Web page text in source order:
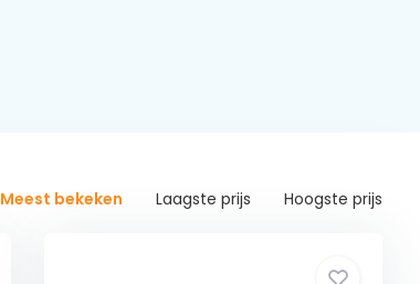
Meest bekeken Laagste prijs Hoogste prijs